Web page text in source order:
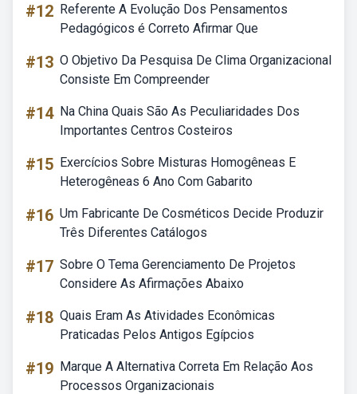
#12 Referente A Evolução Dos Pensamentos
Pedagógicos é Correto Afirmar Que
#13 O Objetivo Da Pesquisa De Clima Organizacional
Consiste Em Compreender
#14 Na China Quais São As Peculiaridades Dos
Importantes Centros Costeiros
#15 Exercícios Sobre Misturas Homogêneas E
Heterogêneas 6 Ano Com Gabarito
#16 Um Fabricante De Cosméticos Decide Produzir
Três Diferentes Catálogos
#17 Sobre O Tema Gerenciamento De Projetos
Considere As Afirmações Abaixo
#18 Quais Eram As Atividades Econômicas
Praticadas Pelos Antigos Egípcios
#19 Marque A Alternativa Correta Em Relação Aos
Processos Organizacionais